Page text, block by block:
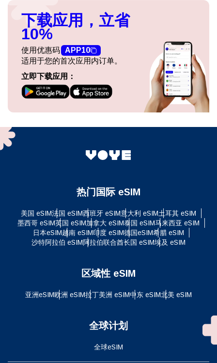
下载应用，立省
10%
使用优惠码 APP10
适用于您的首次应用内订单。
立即下载应用：
热门国际 eSIM
美国 eSIM法国 eSIM西班牙 eSIM意大利 eSIM土耳其 eSIM
墨西哥 eSIM英国 eSIM加拿大 eSIM泰国 eSIM马来西亚 eSIM
日本eSIM越南 eSIM印度 eSIM德国eSIM希腊 eSIM
沙特阿拉伯 eSIM阿拉伯联合酋长国 eSIM埃及 eSIM
区域性 eSIM
亚洲eSIM欧洲 eSIM拉丁美洲 eSIM中东 eSIM北美 eSIM
全球计划
全球eSIM